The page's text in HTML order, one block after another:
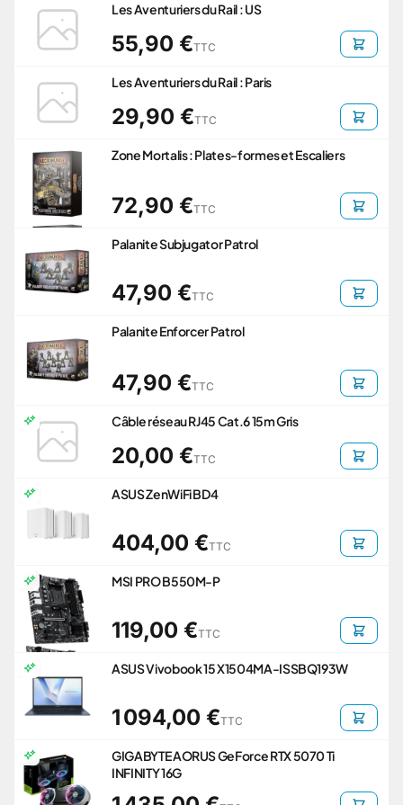
Les Aventuriers du Rail : US
55,90 €TTC
Les Aventuriers du Rail : Paris
29,90 €TTC
Zone Mortalis : Plates-formes et Escaliers
72,90 €TTC
Palanite Subjugator Patrol
47,90 €TTC
Palanite Enforcer Patrol
47,90 €TTC
Câble réseau RJ45 Cat.6 15m Gris
20,00 €TTC
ASUS ZenWiFi BD4
404,00 €TTC
MSI PRO B550M-P
119,00 €TTC
ASUS Vivobook 15 X1504MA-ISSBQ193W
1 094,00 €TTC
GIGABYTE AORUS GeForce RTX 5070 Ti
INFINITY 16G